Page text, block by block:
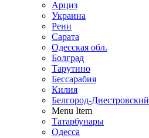
Арциз
Украина
Рени
Сарата
Одесская обл.
Болград
Тарутино
Бессарабия
Килия
Белгород-Днестровский
Menu Item
Татарбунары
Одесса